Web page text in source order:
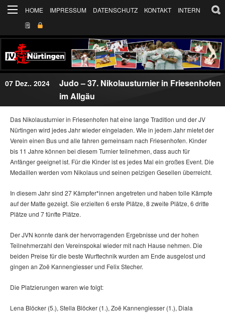
HOME IMPRESSUM DATENSCHUTZ KONTAKT
INTERN
🗒
07 Dez.. 2024
Judo – 37. Nikolausturnier in Friesenhofen
im Allgäu
Das Nikolausturnier in Friesenhofen hat eine lange Tradition und der JV
Nürtingen wird jedes Jahr wieder eingeladen. Wie in jedem Jahr mietet der
Verein einen Bus und alle fahren gemeinsam nach Friesenhofen. Kinder
bis 11 Jahre können bei diesem Turnier teilnehmen, dass auch für
Anfänger geeignet ist. Für die Kinder ist es jedes Mal ein großes Event. Die
Medaillen werden vom Nikolaus und seinen pelzigen Gesellen überreicht.
In diesem Jahr sind 27 Kämpfer*innen angetreten und haben tolle Kämpfe
auf der Matte gezeigt. Sie erzielten 6 erste Plätze, 8 zweite Plätze, 6 dritte
Plätze und 7 fünfte Plätze.
Der JVN konnte dank der hervorragenden Ergebnisse und der hohen
Teilnehmerzahl den Vereinspokal wieder mit nach Hause nehmen. Die
beiden Preise für die beste Wurftechnik wurden am Ende ausgelost und
gingen an Zoë Kannengiesser und Felix Stecher.
Die Platzierungen waren wie folgt:
Lena Blöcker (5.), Stella Blöcker (1.), Zoë Kannengiesser (1.), Diala